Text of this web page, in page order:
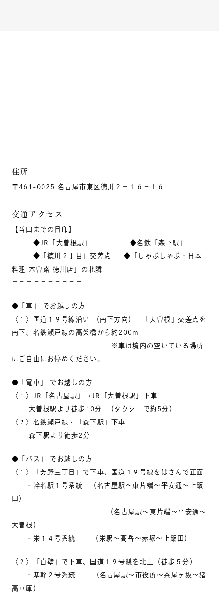
住所
〒461-0025 名古屋市東区徳川２－１６－１６
交通アクセス
【当山までの目印】
◆JR「大曽根駅」 ◆名鉄「森下駅」
◆「徳川２丁目」交差点 ◆「しゃぶしゃぶ・日本
料理 木曽路 徳川店」の北隣
＝＝＝＝＝＝＝＝＝＝
●「車」 でお越しの方
〈１〉国道１９号線沿い （南下方向） 「大曽根」交差点を
南下、名鉄瀬戸線の高架橋から約200m
※車は境内の空いている場所
にご自由にお停めください。
●「電車」 でお越しの方
〈１〉JR「名古屋駅」→JR「大曽根駅」下車
大曽根駅より徒歩10分 （タクシーで約5分）
〈２〉名鉄瀬戸線・「森下駅」下車
森下駅より徒歩2分
●「バス」 でお越しの方
〈１〉「芳野三丁目」で下車、国道１９号線をはさんで正面
・幹名駅１号系統 （名古屋駅～東片端～平安通～上飯
田）
（名古屋駅～東片端～平安通～
大曽根）
・栄１４号系統 （栄駅～高岳～赤塚～上飯田）
〈２〉「白壁」で下車、国道１９号線を北上（徒歩５分）
・基幹２号系統 （名古屋駅～市役所～茶屋ヶ坂～猪
高車庫）